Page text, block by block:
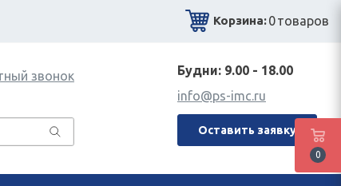
Корзина:0товаров
звонок
Будни: 9.00 - 18.00
info@ps-imc.ru
Оставить заявку
0